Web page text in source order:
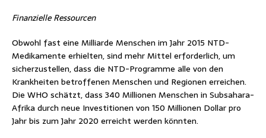
Finanzielle Ressourcen
Obwohl fast eine Milliarde Menschen im Jahr 2015 NTD-
Medikamente erhielten, sind mehr Mittel erforderlich, um
sicherzustellen, dass die NTD-Programme alle von den
Krankheiten betroffenen Menschen und Regionen erreichen.
Die WHO schätzt, dass 340 Millionen Menschen in Subsahara-
Afrika durch neue Investitionen von 150 Millionen Dollar pro
Jahr bis zum Jahr 2020 erreicht werden könnten.